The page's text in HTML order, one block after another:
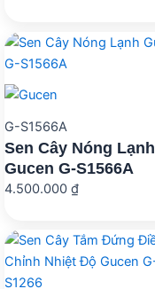
G-S1566A
Sen Cây Nóng Lạnh
Gucen G-S1566A
4.500.000 ₫